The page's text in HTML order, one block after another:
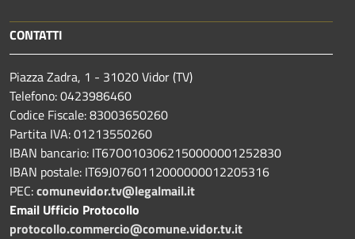
CONTATTI
Piazza Zadra, 1 - 31020 Vidor (TV)
Telefono: 0423986460
Codice Fiscale: 83003650260
Partita IVA: 01213550260
IBAN bancario: IT67O0103062150000001252830
IBAN postale: IT69J0760112000000012205316
PEC:comunevidor.tv@legalmail.it
Email Ufficio Protocollo
protocollo.commercio@comune.vidor.tv.it